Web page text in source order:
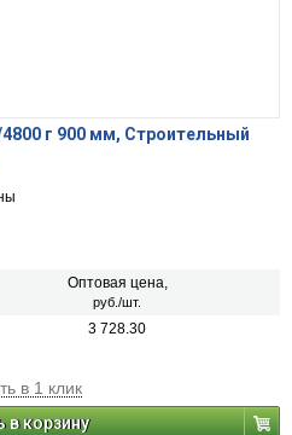
4800 г 900 мм, Строительный
Оптовая цена,
руб./шт.
3 728.30
в 1 клик
в корзину